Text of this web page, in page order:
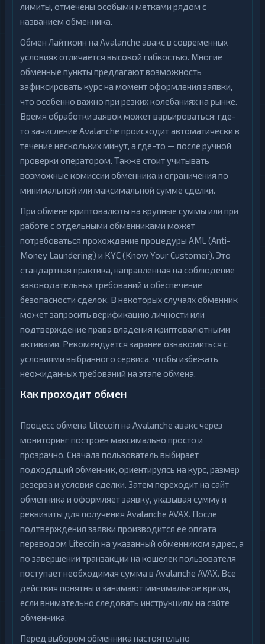
лимиты, отмечены особыми метками рядом с
названием обменника.
Обмен Лайткоин на Avalanche авакс в современных
условиях отличается высокой гибкостью. Многие
обменные пункты предлагают возможность
зафиксировать курс на момент оформления заявки,
что особенно важно при резких колебаниях на рынке.
Время обработки заявок может варьироваться: где-
то зачисление Avalanche происходит автоматически в
течение нескольких минут, а где-то — после ручной
проверки оператором. Также стоит учитывать
возможные комиссии обменника и ограничения по
минимальной или максимальной сумме сделки.
При обмене криптовалюты на крупные суммы или при
работе с отдельными обменниками может
потребоваться прохождение процедуры AML (Anti-
Money Laundering) и KYC (Know Your Customer). Это
стандартная практика, направленная на соблюдение
законодательных требований и обеспечение
безопасности сделок. В некоторых случаях обменник
может запросить верификацию личности или
подтверждение права владения криптовалютными
активами. Рекомендуется заранее ознакомиться с
условиями выбранного сервиса, чтобы избежать
неожиданных требований на этапе обмена.
Как проходит обмен
Процесс обмена Litecoin на Avalanche авакс через
мониторинг построен максимально просто и
прозрачно. Сначала пользователь выбирает
подходящий обменник, ориентируясь на курс, размер
резерва и условия сделки. Затем переходит на сайт
обменника и оформляет заявку, указывая сумму и
реквизиты для получения Avalanche AVAX. После
подтверждения заявки производится ее оплата
переводом Litecoin на указанный обменником адрес, а
по завершении транзакции на кошелек пользователя
поступает необходимая сумма в Avalanche AVAX. Все
действия понятны и занимают минимальное время,
если внимательно следовать инструкциям на сайте
обменника.
Перед выбором обменника настоятельно